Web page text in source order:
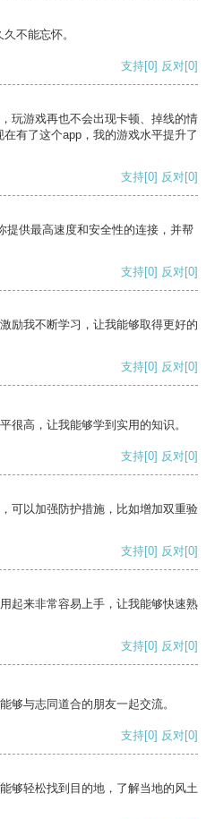
不能忘怀。
支持[0] 反对[0]
玩游戏再也不会出现卡顿、掉线的情
有了这个app，我的游戏水平提升了
支持[0] 反对[0]
提供最高速度和安全性的连接，并帮
支持[0] 反对[0]
励我不断学习，让我能够取得更好的
支持[0] 反对[0]
很高，让我能够学到实用的知识。
支持[0] 反对[0]
可以加强防护措施，比如增加双重验
支持[0] 反对[0]
起来非常容易上手，让我能够快速熟
支持[0] 反对[0]
够与志同道合的朋友一起交流。
支持[0] 反对[0]
够轻松找到目的地，了解当地的风土